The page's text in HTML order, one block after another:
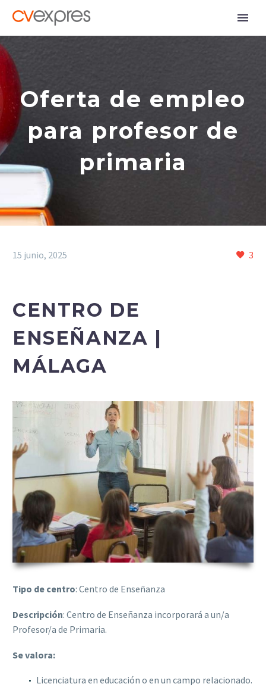
Oferta de empleo
para profesor de
primaria
3
15 junio, 2025
CENTRO DE
ENSEÑANZA |
MÁLAGA
Tipo de centro: Centro de Enseñanza
Descripción: Centro de Enseñanza incorporará a un/a
Profesor/a de Primaria.
Se valora:
Licenciatura en educación o en un campo relacionado.